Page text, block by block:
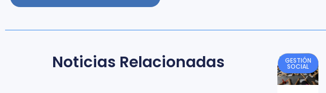
Noticias Relacionadas GESTIÓN
SOCIAL